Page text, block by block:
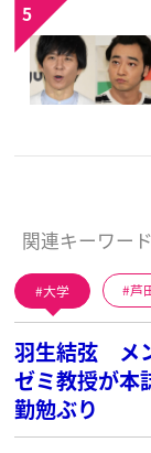
5
関連キーワー
大学 芦
羽生結弦 メ
ゼミ教授が本
勤勉ぶり